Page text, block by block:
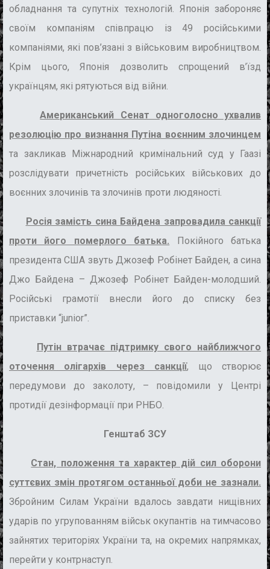
обладнання та супутніх технологій. Японія забороняє
своїм компаніям співпрацю із 49 російськими
компаніями, які пов’язані з військовим виробництвом.
Крім цього, Японія дозволить спрощений в’їзд
українцям, які рятуються від війни.
Американський Сенат одноголосно ухвалив
резолюцію про визнання Путіна воєнним злочинцем
та закликав Міжнародний кримінальний суд у Гаазі
розслідувати причетність російських військових до
воєнних злочинів та злочинів проти людяності.
Росія замість сина Байдена запровадила санкції
проти його померлого батька. Покійного батька
президента США звуть Джозеф Робінет Байден, а сина
Джо Байдена – Джозеф Робінет Байден-молодший.
Російські грамотії внесли його до списку без
приставки “junior”.
Путін втрачає підтримку свого найближчого
оточення олігархів через санкції, що створює
передумови до заколоту, – повідомили у Центрі
протидії дезінформації при РНБО.
Генштаб ЗСУ
Стан, положення та характер дій сил оборони
суттєвих змін протягом останньої доби не зазнали.
Збройним Силам України вдалось завдати нищівних
ударів по угрупованням військ окупантів на тимчасово
зайнятих територіях України та, на окремих напрямках,
перейти у контрнаступ.